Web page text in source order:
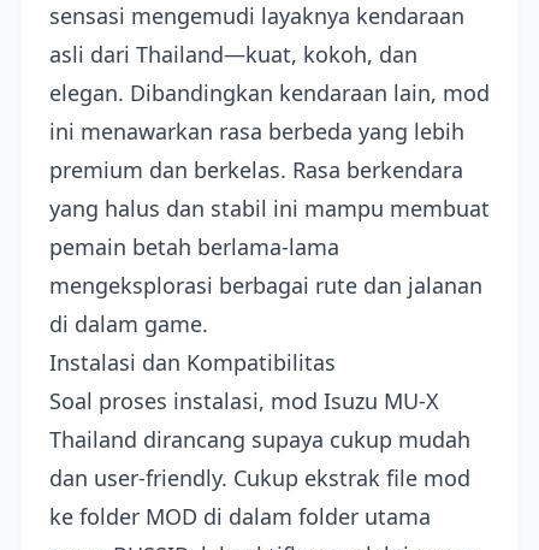
sensasi mengemudi layaknya kendaraan
asli dari Thailand—kuat, kokoh, dan
elegan. Dibandingkan kendaraan lain, mod
ini menawarkan rasa berbeda yang lebih
premium dan berkelas. Rasa berkendara
yang halus dan stabil ini mampu membuat
pemain betah berlama-lama
mengeksplorasi berbagai rute dan jalanan
di dalam game.
Instalasi dan Kompatibilitas
Soal proses instalasi, mod Isuzu MU-X
Thailand dirancang supaya cukup mudah
dan user-friendly. Cukup ekstrak file mod
ke folder MOD di dalam folder utama